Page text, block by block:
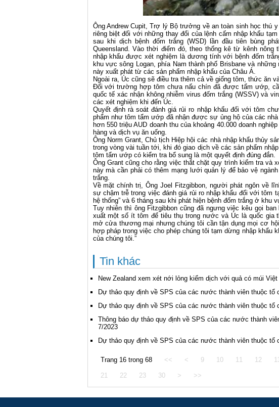
Ông Andrew Cupit, Trợ lý Bộ trưởng về an toàn sinh học thú
riêng biệt đối với những thay đổi của lệnh cấm nhập khẩu
sau khi dịch bệnh đốm trắng (WSD) lần đầu tiên bùng
Queensland. Vào thời điểm đó, theo thống kê từ kênh
nhập khẩu được xét nghiệm là dương tính với bệnh đốm
khu vực sông Logan, phía Nam thành phố Brisbane và
này xuất phát từ các sản phẩm nhập khẩu của Châu Á.
Ngoài ra, Úc cũng sẽ điều tra thêm cả về giống tôm, thức ăn
Đối với trường hợp tôm chưa nấu chín đã được tẩm ướp,
quốc tế xác nhận không nhiễm virus đốm trắng (WSSV) và
các xét nghiệm khi đến Úc.
Quyết định rà soát đánh giá rủi ro nhập khẩu đối với tôm
phẩm như tôm tẩm ướp đã nhận được sự ủng hộ của các
hơn 550 triệu AUD doanh thu của khoảng 40.000 doanh
hàng và dịch vụ ăn uống.
Ông Norm Grant, Chủ tịch Hiệp hội các nhà nhập khẩu thủy
trong vòng vài tuần tới, khi đó giao dịch về các sản phẩm
tôm tẩm ướp có kiểm tra bổ sung là một quyết định đúng đắn.
Ông Grant cũng cho rằng việc thắt chặt quy trình kiểm tra và
này mà cần phải có thêm mạng lưới quản lý để bảo vệ
trắng.
Về mặt chính trị, Ông Joel Fitzgibbon, người phát ngôn về
sự chậm trễ trong việc đánh giá rủi ro nhập khẩu đối với tôm
hệ thống” và 6 tháng sau khi phát hiện bệnh đốm trắng ở khu
Tuy nhiên thì ông Fitzgibbon cũng đã ngưng việc kêu gọi
xuất một số ít tôm để tiêu thụ trong nước và Úc là quốc gia
mở cửa thương mại nhưng chúng tôi cần tận dụng mọi cơ
hợp pháp trong việc cho phép chúng tôi tạm dừng nhập khẩu
của chúng tôi.”
Tin khác
New Zealand xem xét nới lỏng kiểm dịch với quả có múi Việt
Dự thảo quy định về SPS của các nước thành viên thuộc
Dự thảo quy định về SPS của các nước thành viên thuộc
Thông báo dự thảo quy định về SPS của các nước thành
7/2023
Dự thảo quy định về SPS của các nước thành viên thuộc
Trang 16 trong 68 << < 9 10 11 12
21 22 23 30 > >>